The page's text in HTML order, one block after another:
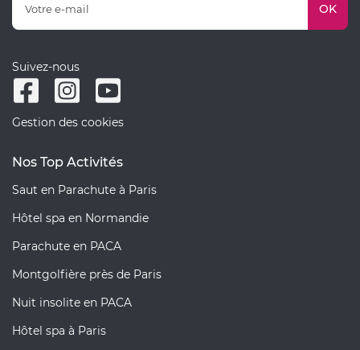
OK
Suivez-nous
Gestion des cookies
Nos Top Activités
Saut en Parachute à Paris
Hôtel spa en Normandie
Parachute en PACA
Montgolfière près de Paris
Nuit insolite en PACA
Hôtel spa à Paris